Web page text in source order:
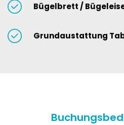
Bügelbrett /
Grundaustattung